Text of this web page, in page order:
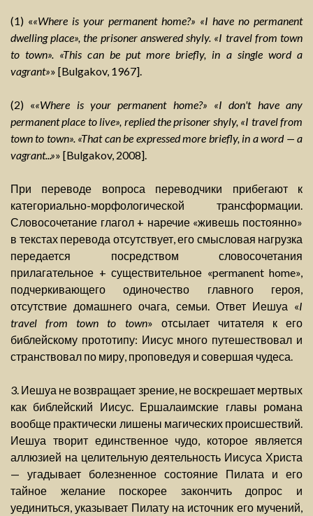
(1) ««Where is your permanent home?» «I have no permanent
dwelling place», the prisoner answered shyly. «I travel from town
to town». «This can be put more briefly, in a single word a
vagrant»» [Bulgakov, 1967].
(2) ««Where is your permanent home?» «I don't have any
permanent place to live», replied the prisoner shyly, «I travel from
town to town». «That can be expressed more briefly, in a word — a
vagrant...»» [Bulgakov, 2008].
При переводе вопроса переводчики прибегают к
категориально-морфологической трансформации.
Словосочетание глагол + наречие «живешь постоянно»
в текстах перевода отсутствует, его смысловая нагрузка
передается посредством словосочетания
прилагательное + существительное «permanent home»,
подчеркивающего одиночество главного героя,
отсутствие домашнего очага, семьи. Ответ Иешуа «I
travel from town to town» отсылает читателя к его
библейскому прототипу: Иисус много путешествовал и
странствовал по миру, проповедуя и совершая чудеса.
3. Иешуа не возвращает зрение, не воскрешает мертвых
как библейский Иисус. Ершалаимские главы романа
вообще практически лишены магических происшествий.
Иешуа творит единственное чудо, которое является
аллюзией на целительную деятельность Иисуса Христа
— угадывает болезненное состояние Пилата и его
тайное желание поскорее закончить допрос и
уединиться, указывает Пилату на источник его мучений,